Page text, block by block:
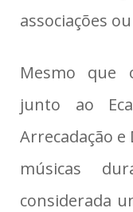
associações
Mesmo que
junto ao
Arrecadação e
músicas
considerada